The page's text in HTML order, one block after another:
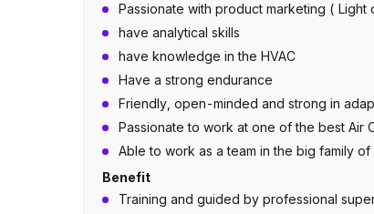
Passionate with product marketing ( Light
have analytical skills
have knowledge in the HVAC
Have a strong endurance
Friendly, open-minded and strong in
Passionate to work at one of the best Air
Able to work as a team in the big family of
Benefit
Training and guided by professional